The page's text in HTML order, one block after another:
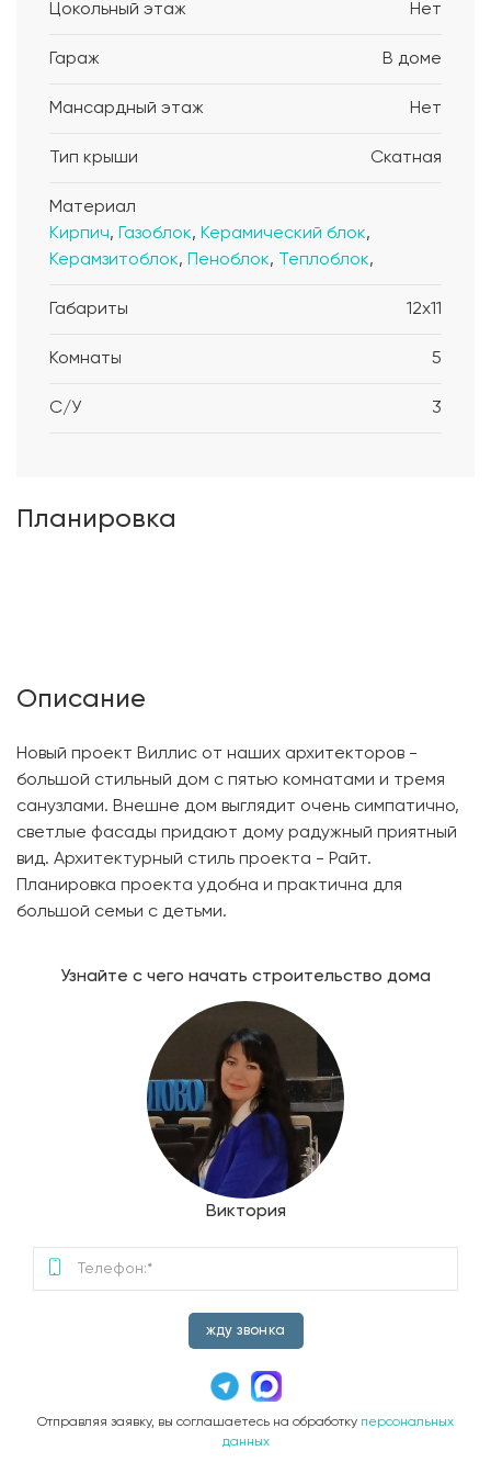
Цокольный этаж Нет
Гараж В доме
Мансардный этаж Нет
Тип крыши Скатная
Материал
Кирпич, Газоблок, Керамический блок,
Керамзитоблок, Пеноблок, Теплоблок,
Габариты 12x11
Комнаты 5
С/У 3
Планировка
Описание
Новый проект Виллис от наших архитекторов -
большой стильный дом с пятью комнатами и тремя
санузлами. Внешне дом выглядит очень симпатично,
светлые фасады придают дому радужный приятный
вид. Архитектурный стиль проекта - Райт.
Планировка проекта удобна и практична для
большой семьи с детьми.
Узнайте с чего начать строительство дома
Виктория
жду звонка
Отправляя заявку, вы соглашаетесь на обработку персональных
данных